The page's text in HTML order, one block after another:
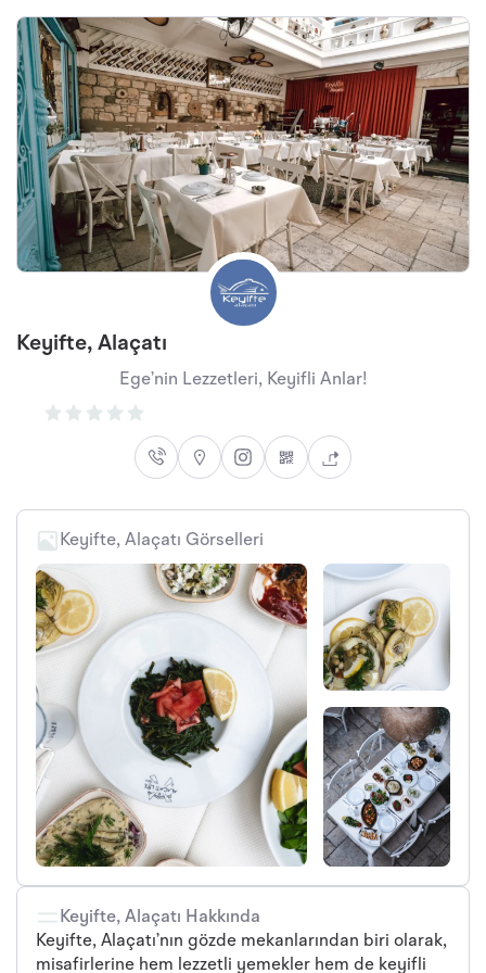
Keyifte, Alaçatı
Ege’nin Lezzetleri, Keyifli Anlar!
Keyifte, Alaçatı Görselleri
Keyifte, Alaçatı Hakkında
Keyifte, Alaçatı’nın gözde mekanlarından biri olarak,
misafirlerine hem lezzetli yemekler hem de keyifli